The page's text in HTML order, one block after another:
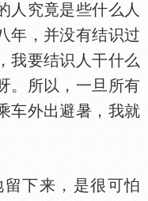
人究竟是些什么人
年，并没有结识过
我要结识人干什么
。所以，一旦所有
车外出避暑，我就
下来，是很可怕